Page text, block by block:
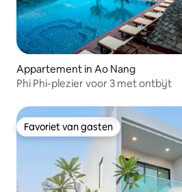
Appartement in Ao Nang
Phi Phi-plezier voor 3 met ontbijt
Favoriet van gasten
Favoriet van gasten